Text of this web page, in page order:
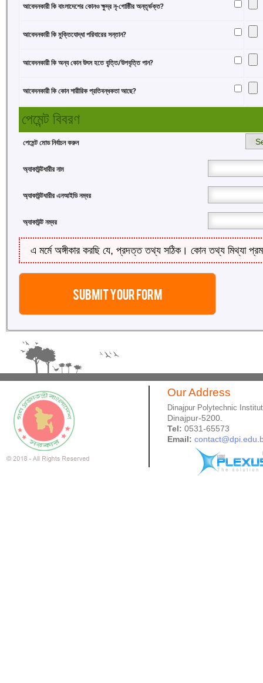
আবেদনকারী কি বাংলাদেশের কোনও ক্ষুদ্র নৃ-গোষ্ঠিীর অন্তৃর্ভক্ত?
আবেদনকারী কি মুক্তিযোদ্ধা পরিবারের সন্তান?
আবেদনকারী কি অন্য কোন উৎস হতে বৃ্ত্তি/উপবৃত্তি পান?
আবেদনকারী কি কোন শারীরিক প্রতিবন্ধকতা আছে?
পেমেন্ট বিবরণ
পেমেন্ট মোড নির্বাচন করুন
অ্যাকাউন্টধারীর নাম
অ্যাকাউন্টধারীর এনআইডি নম্বর
অ্যাকাউন্ট নম্বর
এ মর্মে অঙ্গীকার করছি যে, প্রদত্ত তথ্য সঠিক। কোন তথ্য মিথ্যা
Our Address
Dinajpur Polytechnic
Dinajpur-5200.
Tel: 0531-65573
Email: